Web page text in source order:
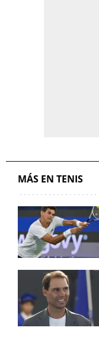
MÁS EN TENIS